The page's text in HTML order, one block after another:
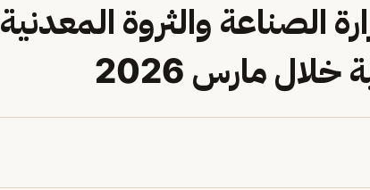
الصناعة والثروة المعدنية
مارس 2026